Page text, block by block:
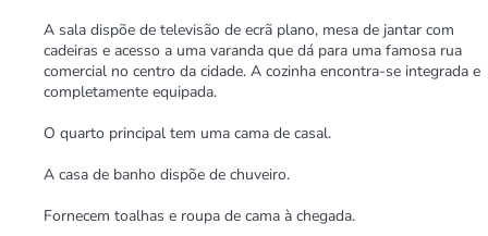
A sala dispõe de televisão de ecrã plano, mesa de jantar com
cadeiras e acesso a uma varanda que dá para uma famosa rua
comercial no centro da cidade. A cozinha encontra-se integrada e
completamente equipada.
O quarto principal tem uma cama de casal.
A casa de banho dispõe de chuveiro.
Fornecem toalhas e roupa de cama à chegada.